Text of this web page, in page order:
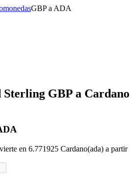
como garantía
GBP a ADA
Sterling GBP a Cardano
en 6.771925 Cardano(ada) a partir